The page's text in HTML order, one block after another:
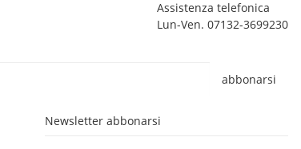
Assistenza telefonica
Lun-Ven. 07132-3699230
abbonarsi
Newsletter abbonarsi